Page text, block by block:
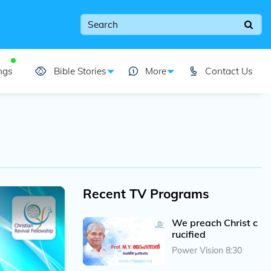
Bible Stories More Contact Us
Recent TV Programs
We preach Christ c
rucified
Power Vision 8:30